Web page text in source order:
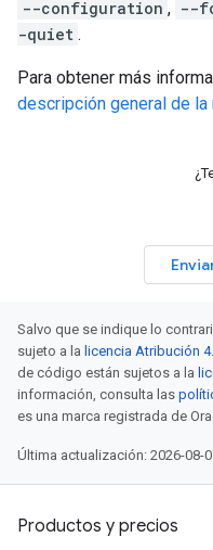
--configuration , --
-quiet .
Para obtener más
descripción general de
Salvo que se indique lo
sujeto a la licencia Atribución
de código están sujetos a la
información, consulta las
es una marca registrada de
Última actualización: 2026-08-
Productos y precios